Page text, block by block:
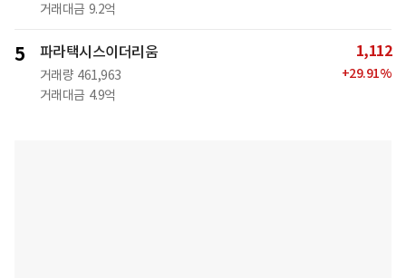
거래대금 9.2억
5 파라택시스이더리움
거래량 461,963
거래대금 4.9억
1,112
+29.91%